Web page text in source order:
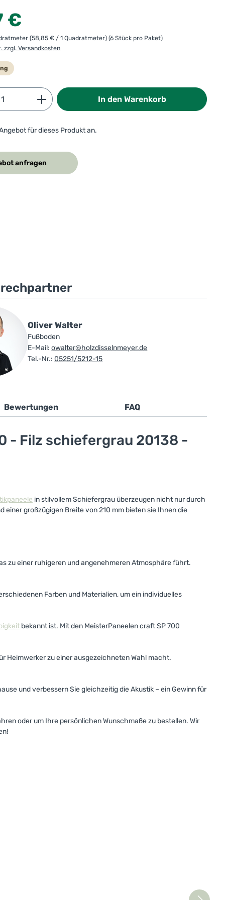
€
(58,85 € / 1 Quadratmeter)(6 Stück pro Paket)
zzgl. Versandkosten
Gib den gewünschten Wert ein
In den Warenkorb
für dieses Produkt an.
anfragen
Oliver Walter
Fußboden
E-Mail: owalter@holzdisselnmeyer.de
Tel.-Nr.: 05251/5212-15
Bewertungen FAQ
- Filz schiefergrau 20138 -
in stilvollem Schiefergrau überzeugen nicht nur durch
großzügigen Breite von 210 mm bieten sie Ihnen die
zu einer ruhigeren und angenehmeren Atmosphäre führt.
Farben und Materialien, um ein individuelles
bekannt ist. Mit den MeisterPaneelen craft SP 700
Heimwerker zu einer ausgezeichneten Wahl macht.
und verbessern Sie gleichzeitig die Akustik – ein Gewinn für
oder um Ihre persönlichen Wunschmaße zu bestellen. Wir